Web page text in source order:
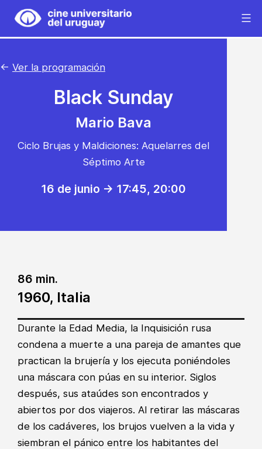
Saltar
contenido
Cine
Universitario
Uruguay
← Ver la programación
Black Sunday
Mario Bava
Ciclo Brujas y Maldiciones: Aquelarres del
Séptimo Arte
16 de junio -> 17:45, 20:00
1960, Italia
86 min.
Durante la Edad Media, la Inquisición rusa
condena a muerte a una pareja de amantes que
practican la brujería y los ejecuta poniéndoles
una máscara con púas en su interior. Siglos
después, sus ataúdes son encontrados y
abiertos por dos viajeros. Al retirar las máscaras
de los cadáveres, los brujos vuelven a la vida y
siembran el pánico entre los habitantes del